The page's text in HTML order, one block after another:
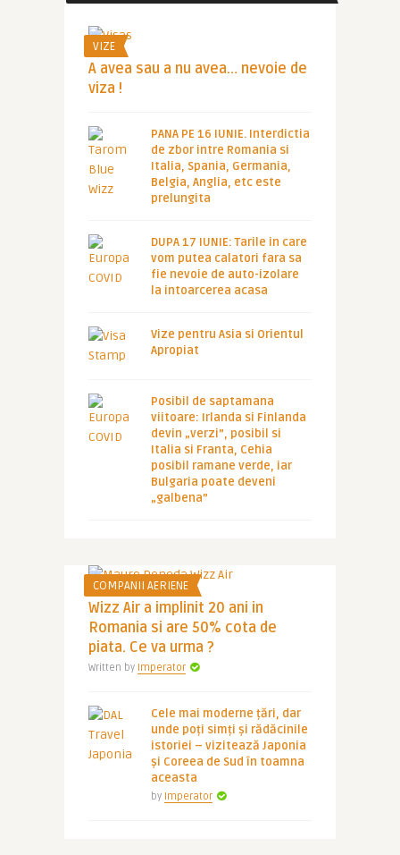
VIZE
A avea sau a nu avea… nevoie de
viza !
PANA PE 16 IUNIE. Interdictia
de zbor intre Romania si
Italia, Spania, Germania,
Belgia, Anglia, etc este
prelungita
DUPA 17 IUNIE: Tarile in care
vom putea calatori fara sa
fie nevoie de auto-izolare
la intoarcerea acasa
Vize pentru Asia si Orientul
Apropiat
Posibil de saptamana
viitoare: Irlanda si Finlanda
devin „verzi”, posibil si
Italia si Franta, Cehia
posibil ramane verde, iar
Bulgaria poate deveni
„galbena”
COMPANII AERIENE
Wizz Air a implinit 20 ani in
Romania si are 50% cota de
piata. Ce va urma ?
Written by Imperator
Cele mai moderne țări, dar
unde poți simți și rădăcinile
istoriei – vizitează Japonia
și Coreea de Sud în toamna
aceasta
by Imperator